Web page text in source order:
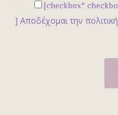
[checkbox*
] Αποδέχομαι την